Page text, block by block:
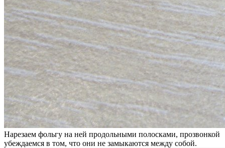
Нарезаем фольгу на ней продольными полосками, прозвонкой
убеждаемся в том, что они не замыкаются между собой.